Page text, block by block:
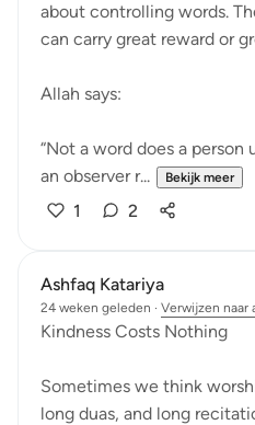
about controlling words.
can carry great reward or
Allah says:
“Not a word does a
an observer r...
Bekijk meer
1 2
Ashfaq Katariya
24 weken geleden · Verwijzen naar
Kindness Costs Nothing
Sometimes we think
long duas, and long